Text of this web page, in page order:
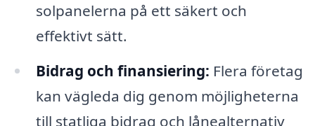
solpanelerna på ett säkert och
effektivt sätt.
Bidrag och finansiering: Flera företag
kan vägleda dig genom möjligheterna
till statliga bidrag och lånealternativ